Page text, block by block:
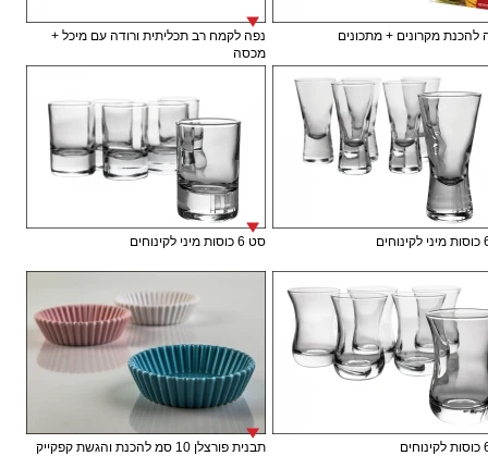
להכנת מקרונים + מתכונים
נפה לקמח רב תכליתית ורודה עם מיכל +
מכסה
סט 6 כוסות מיני לקינוחים
תבנית פורצלן 10 סמ להכנת והגשת קפקייק